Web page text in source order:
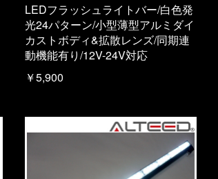
LEDフラッシュライトバー/白色発
光24パターン/小型薄型アルミダイ
カストボディ&拡散レンズ/同期連
動機能有り/12V-24V対応
￥5,900